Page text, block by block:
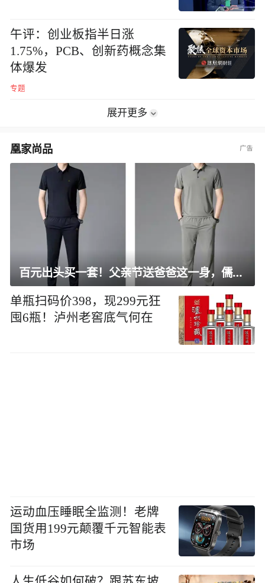
午评：创业板指半日涨
1.75%，PCB、创新药概念集
体爆发
专题
展开更多
凰家尚品
百元出头买一套！父亲节送爸爸这一身，儒雅有型还凉爽
单瓶扫码价398，现299元狂
囤6瓶！泸州老窖底气何在
运动血压睡眠全监测！老牌
国货用199元颠覆千元智能表
市场